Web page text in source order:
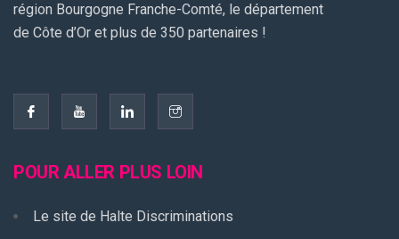
région Bourgogne Franche-Comté, le département
de Côte d’Or et plus de 350 partenaires !
POUR ALLER PLUS LOIN
Le site de Halte Discriminations